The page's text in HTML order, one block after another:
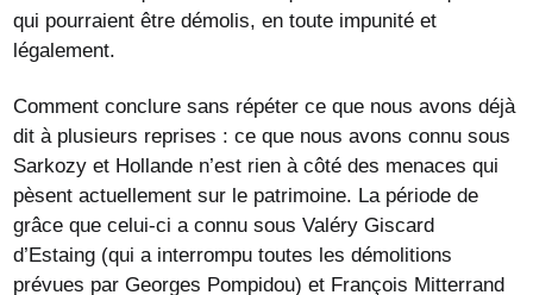
qui pourraient être démolis, en toute impunité et
légalement.
Comment conclure sans répéter ce que nous avons déjà
dit à plusieurs reprises : ce que nous avons connu sous
Sarkozy et Hollande n’est rien à côté des menaces qui
pèsent actuellement sur le patrimoine. La période de
grâce que celui-ci a connu sous Valéry Giscard
d’Estaing (qui a interrompu toutes les démolitions
prévues par Georges Pompidou) et François Mitterrand